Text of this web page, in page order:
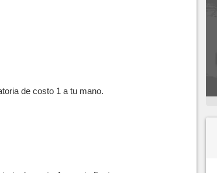
de costo 1 a tu mano.